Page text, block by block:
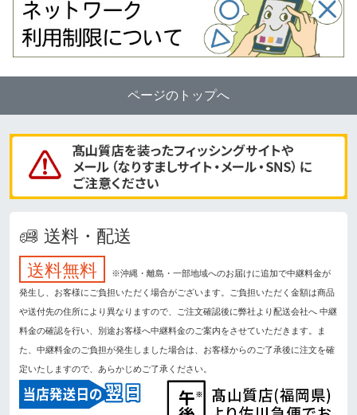
ページのトップへ
送料・配送
送料無料
※沖縄・離島・一部地域へのお届けに追加で中継料金が
発生し、お客様にご負担いただく場合がございます。ご負担いただく金額は商品
や送付先の住所により異なりますので、ご注文確認後に弊社より配送会社へ 中継
料金の確認を行い、別途お客様へ中継料金のご案内をさせていただきます。ま
た、中継料金のご負担が発生しました場合は、お客様からのご了承後に注文を確
定いたしますので、あらかじめご了承ください。